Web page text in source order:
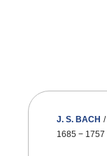
J. S. BACH /
1685 − 1757